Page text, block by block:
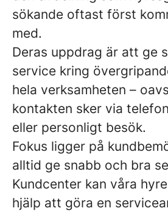
sökande oftast först
med.
Deras uppdrag är att ge
service kring
hela verksamheten –
kontakten sker via
eller personligt besök.
Fokus ligger på
alltid ge snabb och bra
Kundcenter kan våra
hjälp att göra en